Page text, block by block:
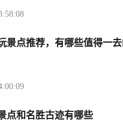
景点推荐，有哪些值得一
点和名胜古迹有哪些